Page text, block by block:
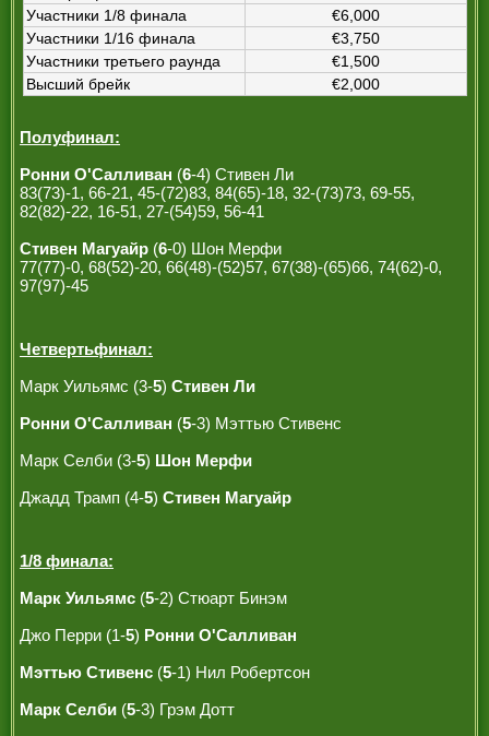
Участники 1/8 финала
€6,000
Участники 1/16 финала
€3,750
Участники третьего раунда
€1,500
Высший брейк
€2,000
Полуфинал:
Ронни О'Салливан (6-4) Стивен Ли
83(73)-1, 66-21, 45-(72)83, 84(65)-18, 32-(73)73, 69-55,
82(82)-22, 16-51, 27-(54)59, 56-41
Стивен Магуайр (6-0) Шон Мерфи
77(77)-0, 68(52)-20, 66(48)-(52)57, 67(38)-(65)66, 74(62)-0,
97(97)-45
Четвертьфинал:
Марк Уильямс (3-5) Стивен Ли
Ронни О'Салливан (5-3) Мэттью Стивенс
Марк Селби (3-5) Шон Мерфи
Джадд Трамп (4-5) Стивен Магуайр
1/8 финала:
Марк Уильямс (5-2) Стюарт Бинэм
Джо Перри (1-5) Ронни О'Салливан
Мэттью Стивенс (5-1) Нил Робертсон
Марк Селби (5-3) Грэм Дотт